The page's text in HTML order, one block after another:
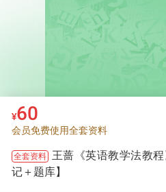
¥60
会员免费使用全套资料
全套资料
王蔷《英语教学法教
记＋题库】